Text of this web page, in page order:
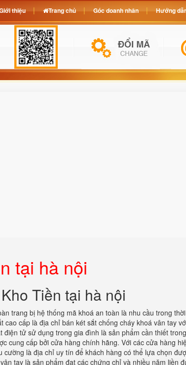
tại hà nội
Tiền tại hà nội
trang bị hệ thống mã khoá an toàn là nhu cầu trong
cấp là địa chỉ bán két sắt chống cháy khoá vân tay
tử sử dụng trong gia đình là sản phẩm cần thiết
cung cấp bởi cửa hàng chính hãng. Với các cửa hàng
là địa chỉ uy tín để khách hàng có thể lựa chọn
tay là sản phẩm đạt các chứng chỉ và nhiều năm liền
thiệu Trang chủ Góc doanh nhân Hướng